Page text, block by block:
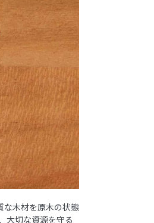
な木材を原木の状態
大切な資源を守る